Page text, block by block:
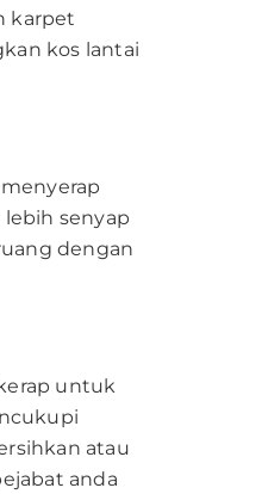
karpet
kos lantai
senyap
dengan
untuk
atau
anda